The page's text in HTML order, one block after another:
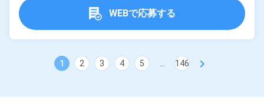
WEBで応募する
1 2 3 4 5 ... 146 chevron_right